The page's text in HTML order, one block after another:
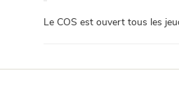
Le COS est ouvert tous les